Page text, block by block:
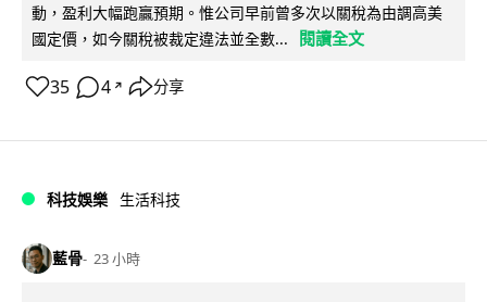
動，盈利大幅跑贏預期。惟公司早前曾多次以關稅為由調高美
國定價，如今關稅被裁定違法並全數...
閱讀全文
35 4 ↗ 分享
科技娛樂 生活科技
藍骨 23 小時